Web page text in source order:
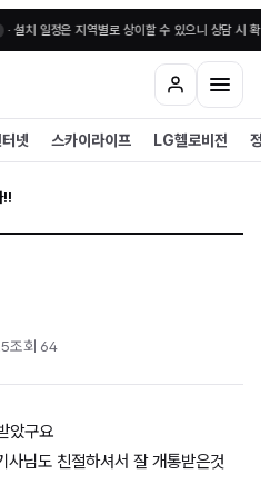
설치 일정은 지역별로 상이할 수 있으니 상담 시 확인
넷 스카이라이프 LG헬로비전 정
!!
조회 64
았구요
님도 친절하셔서 잘 개통받은것